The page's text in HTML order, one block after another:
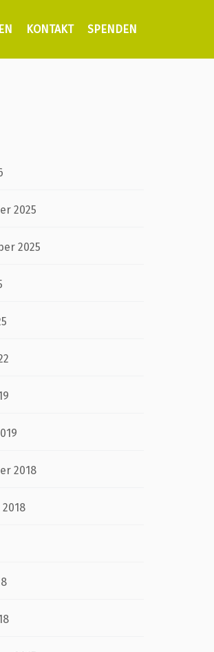
KONTAKT SPENDEN
2025
2025
2018